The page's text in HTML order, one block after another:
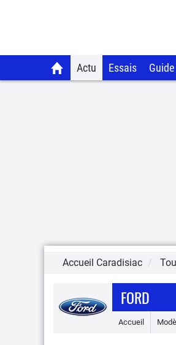
Actu Essais
Accueil Caradisiac
FORD
Accueil